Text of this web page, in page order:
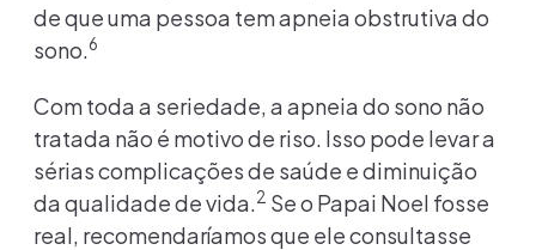
de que uma pessoa tem apneia obstrutiva do
sono.6
Com toda a seriedade, a apneia do sono não
tratada não é motivo de riso. Isso pode levar a
sérias complicações de saúde e diminuição
da qualidade de vida.2 Se o Papai Noel fosse
real, recomendaríamos que ele consultasse